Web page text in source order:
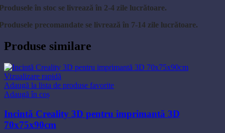
în stoc se livrează în 2-4 zile lucrătoare.
precomandate se livrează în 7-14 zile lucrătoare.
Produse similare
Vizualizare rapidă
Adaugă la lista de produse favorite
Adaugă în coș
Incintă Creality 3D pentru imprimantă 3D
70x75x90cm